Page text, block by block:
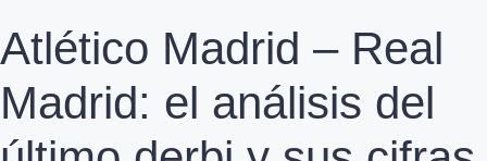
Atlético Madrid – Real
Madrid: el análisis del